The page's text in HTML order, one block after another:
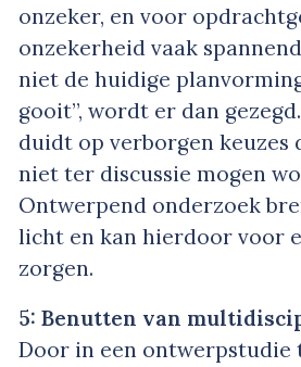
onzeker, en voor
onzekerheid vaak
niet de huidige
gooit”, wordt er dan
duidt op verborgen keuzes
niet ter discussie mogen
Ontwerpend onderzoek
licht en kan hierdoor voor
zorgen.
5: Benutten van
Door in een ontwerpstudie